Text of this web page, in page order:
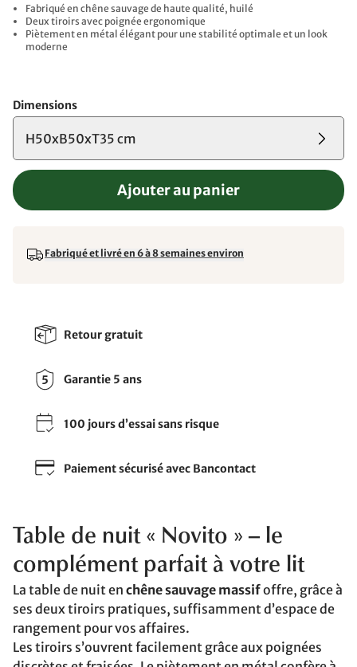
Fabriqué en chêne sauvage de haute qualité, huilé
Deux tiroirs avec poignée ergonomique
Piètement en métal élégant pour une stabilité optimale et un look
moderne
Dimensions
H50xB50xT35 cm
Ajouter au panier
Fabriqué et livré en 6 à 8 semaines environ
Retour gratuit
Garantie 5 ans
100 jours d’essai sans risque
Paiement sécurisé avec Bancontact
Table de nuit « Novito » – le
complément parfait à votre lit
La table de nuit en chêne sauvage massifoffre, grâce à
ses deux tiroirs pratiques, suffisamment d’espace de
rangement pour vos affaires.
Les tiroirs s’ouvrent facilement grâce aux poignées